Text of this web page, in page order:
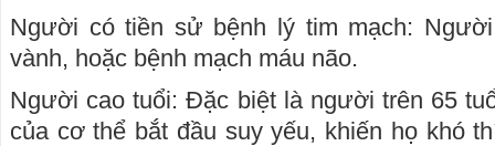
Người có tiền sử bệnh lý tim mạch:
vành, hoặc bệnh mạch máu não.
Người cao tuổi: Đặc biệt là người trên 65
của cơ thể bắt đầu suy yếu, khiến họ khó